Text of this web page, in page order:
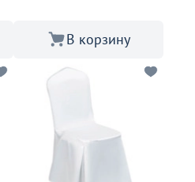
В корзину